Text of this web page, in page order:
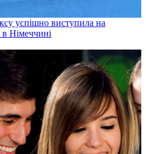
успішно виступила на
Німеччині